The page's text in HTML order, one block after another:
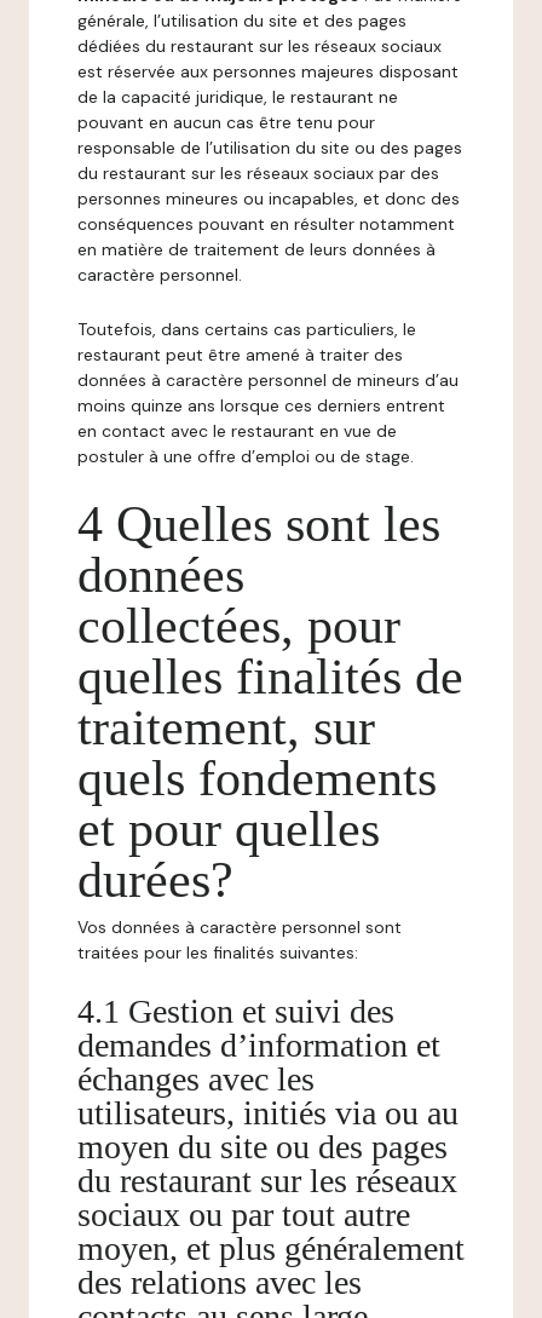
générale, l’utilisation du site et des pages
dédiées du restaurant sur les réseaux sociaux
est réservée aux personnes majeures disposant
de la capacité juridique, le restaurant ne
pouvant en aucun cas être tenu pour
responsable de l’utilisation du site ou des pages
du restaurant sur les réseaux sociaux par des
personnes mineures ou incapables, et donc des
conséquences pouvant en résulter notamment
en matière de traitement de leurs données à
caractère personnel.
Toutefois, dans certains cas particuliers, le
restaurant peut être amené à traiter des
données à caractère personnel de mineurs d’au
moins quinze ans lorsque ces derniers entrent
en contact avec le restaurant en vue de
postuler à une offre d’emploi ou de stage.
4 Quelles sont les
données
collectées, pour
quelles finalités de
traitement, sur
quels fondements
et pour quelles
durées?
Vos données à caractère personnel sont
traitées pour les finalités suivantes:
4.1 Gestion et suivi des
demandes d’information et
échanges avec les
utilisateurs, initiés via ou au
moyen du site ou des pages
du restaurant sur les réseaux
sociaux ou par tout autre
moyen, et plus généralement
des relations avec les